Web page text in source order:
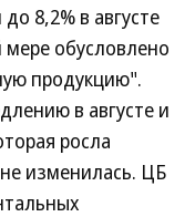
8,2% в августе
обусловлено
продукцию".
в августе и
росла
изменилась. ЦБ